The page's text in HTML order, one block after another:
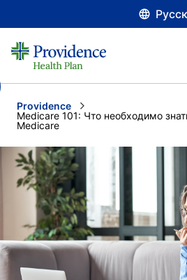
Providence
Current:
Medicare 101: Что необходимо
Medicare